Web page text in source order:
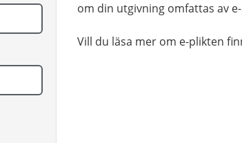
om din utgivning omfattas av
Vill du läsa mer om e-plikten